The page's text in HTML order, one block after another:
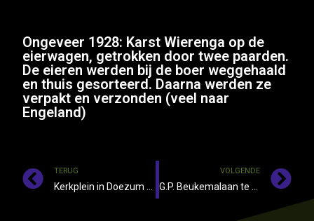
Ongeveer 1928: Karst Wierenga op de
eierwagen, getrokken door twee paarden.
De eieren werden bij de boer weggehaald
en thuis gesorteerd. Daarna werden ze
verpakt en verzonden (veel naar
Engeland)
TERUG VOLGENDE